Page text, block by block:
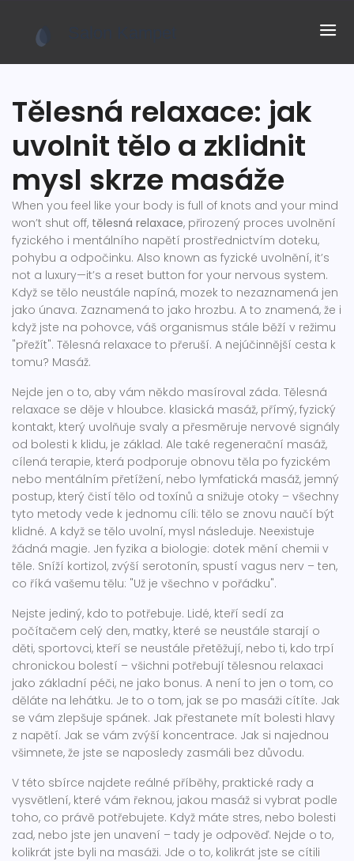
Tělesná relaxace: jak
uvolnit tělo a zklidnit
mysl skrze masáže
When you feel like your body is full of knots and your mind
won’t shut off, tělesná relaxace, přirozený proces uvolnění
fyzického i mentálního napětí prostřednictvím doteku,
pohybu a odpočinku. Also known as fyzické uvolnění, it’s
not a luxury—it’s a reset button for your nervous system.
Když se tělo neustále napíná, mozek to nezaznamená jen
jako únava. Zaznamená to jako hrozbu. A to znamená, že i
když jste na pohovce, váš organismus stále běží v režimu
"přežít". Tělesná relaxace to přeruší. A nejúčinnější cesta k
tomu? Masáž.
Nejde jen o to, aby vám někdo masíroval záda. Tělesná
relaxace se děje v hloubce. klasická masáž, přímý, fyzický
kontakt, který uvolňuje svaly a přesměruje nervové signály
od bolesti k klidu, je základ. Ale také regenerační masáž,
cílená terapie, která podporuje obnovu těla po fyzickém
nebo mentálním přetížení, nebo lymfatická masáž, jemný
postup, který čistí tělo od toxínů a snižuje otoky – všechny
tyto metody vede k jednomu cíli: tělo se znovu naučí být
klidné. A když se tělo uvolní, mysl následuje. Neexistuje
žádná magie. Jen fyzika a biologie: dotek mění chemii v
těle. Sníží kortizol, zvýší serotonín, spustí vagus nerv – ten,
co říká vašemu tělu: "Už je všechno v pořádku".
Nejste jediný, kdo to potřebuje. Lidé, kteří sedí za
počítačem celý den, matky, které se neustále starají o
děti, sportovci, kteří se neustále přetěžují, nebo ti, kdo trpí
chronickou bolestí – všichni potřebují tělesnou relaxaci
jako základní péči, ne jako bonus. A není to jen o tom, co
děláte na lehátku. Je to o tom, jak se po masáži cítíte. Jak
se vám zlepšuje spánek. Jak přestanete mít bolesti hlavy
z napětí. Jak se vám zvýší koncentrace. Jak si najednou
všimnete, že jste se naposledy zasmáli bez důvodu.
V této sbírce najdete reálné příběhy, praktické rady a
vysvětlení, které vám řeknou, jakou masáž si vybrat podle
toho, co právě potřebujete. Když máte stres, nebo bolesti
zad, nebo jste jen unavení – tady je odpověď. Nejde o to,
kolikrát jste byli na masáži. Jde o to, kolikrát jste se cítili